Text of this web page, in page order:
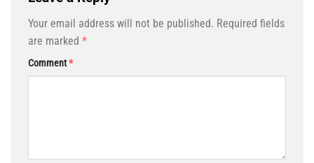
Your email address will not be published. Required fields
are marked *
Comment*